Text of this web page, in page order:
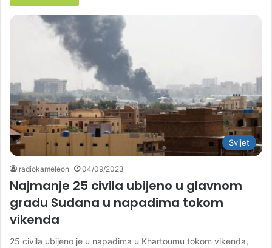
Svijet
radiokameleon 04/09/2023
Najmanje 25 civila ubijeno u glavnom
gradu Sudana u napadima tokom
vikenda
25 civila ubijeno je u napadima u Khartoumu tokom vikenda,